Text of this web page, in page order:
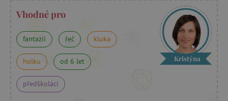
Vhodné pro
fantazii řeč kluka
holku od 6 let
předškoláci
Kristýna